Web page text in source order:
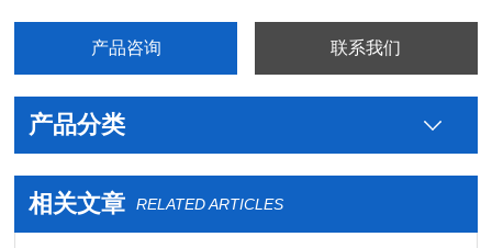
产品咨询 联系我们
产品分类
相关文章 RELATED ARTICLES